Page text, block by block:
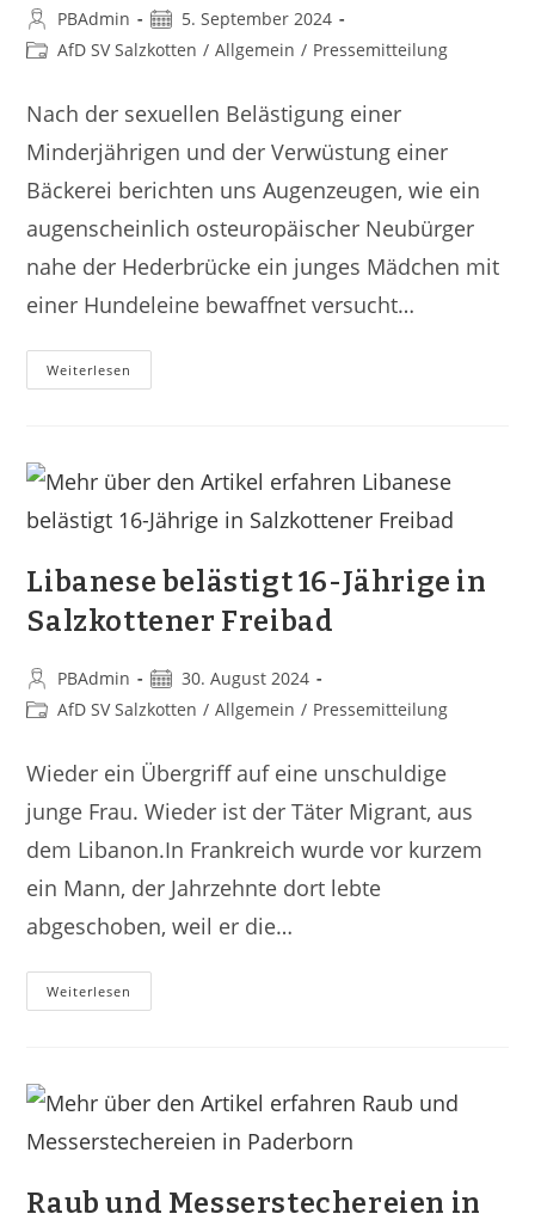
PBAdmin
5. September 2024
AfD SV Salzkotten / Allgemein / Pressemitteilung
Nach der sexuellen Belästigung einer
Minderjährigen und der Verwüstung einer
Bäckerei berichten uns Augenzeugen, wie ein
augenscheinlich osteuropäischer Neubürger
nahe der Hederbrücke ein junges Mädchen mit
einer Hundeleine bewaffnet versucht…
Weiterlesen
Libanese belästigt 16-Jährige in
Salzkottener Freibad
PBAdmin
30. August 2024
AfD SV Salzkotten / Allgemein / Pressemitteilung
Wieder ein Übergriff auf eine unschuldige
junge Frau. Wieder ist der Täter Migrant, aus
dem Libanon.In Frankreich wurde vor kurzem
ein Mann, der Jahrzehnte dort lebte
abgeschoben, weil er die…
Weiterlesen
Raub und Messerstechereien in